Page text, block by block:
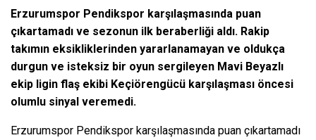
Erzurumspor Pendikspor karşılaşmasında puan
çıkartamadı ve sezonun ilk beraberliği aldı. Rakip
takımın eksikliklerinden yararlanamayan ve oldukça
durgun ve isteksiz bir oyun sergileyen Mavi Beyazlı
ekip ligin flaş ekibi Keçiörengücü karşılaşması öncesi
olumlu sinyal veremedi.
Erzurumspor Pendikspor karşılaşmasında puan çıkartamadı